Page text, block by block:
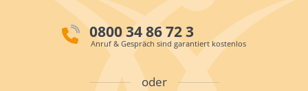
0800 34 86 72 3
Anruf & Gespräch sind garantiert kostenlos
oder